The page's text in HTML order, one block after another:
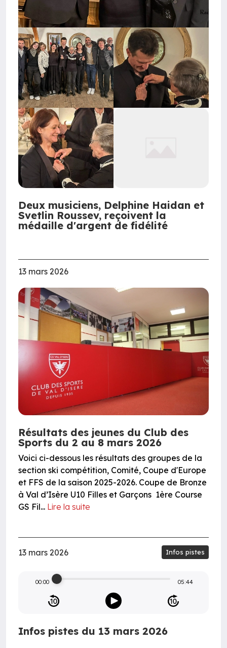
Deux musiciens, Delphine Haidan et
Svetlin Roussev, reçoivent la
médaille d'argent de fidélité
13 mars 2026
Résultats des jeunes du Club des
Sports du 2 au 8 mars 2026
Voici ci-dessous les résultats des groupes de la
section ski compétition, Comité, Coupe d'Europe
et FFS de la saison 2025-2026. Coupe de Bronze
à Val d’Isère U10 Filles et Garçons 1ère Course
GS Fil... Lire la suite
13 mars 2026 Infos pistes
00:00 05:44
Infos pistes du 13 mars 2026